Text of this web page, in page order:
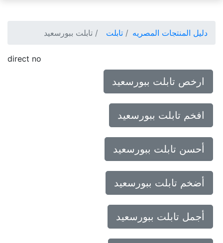
دليل المنتجات المصريه تابلت تابلت ببورسعيد
direct no
ارخص تابلت ببورسعيد
افخم تابلت ببورسعيد
أحسن تابلت ببورسعيد
أضخم تابلت ببورسعيد
أجمل تابلت ببورسعيد